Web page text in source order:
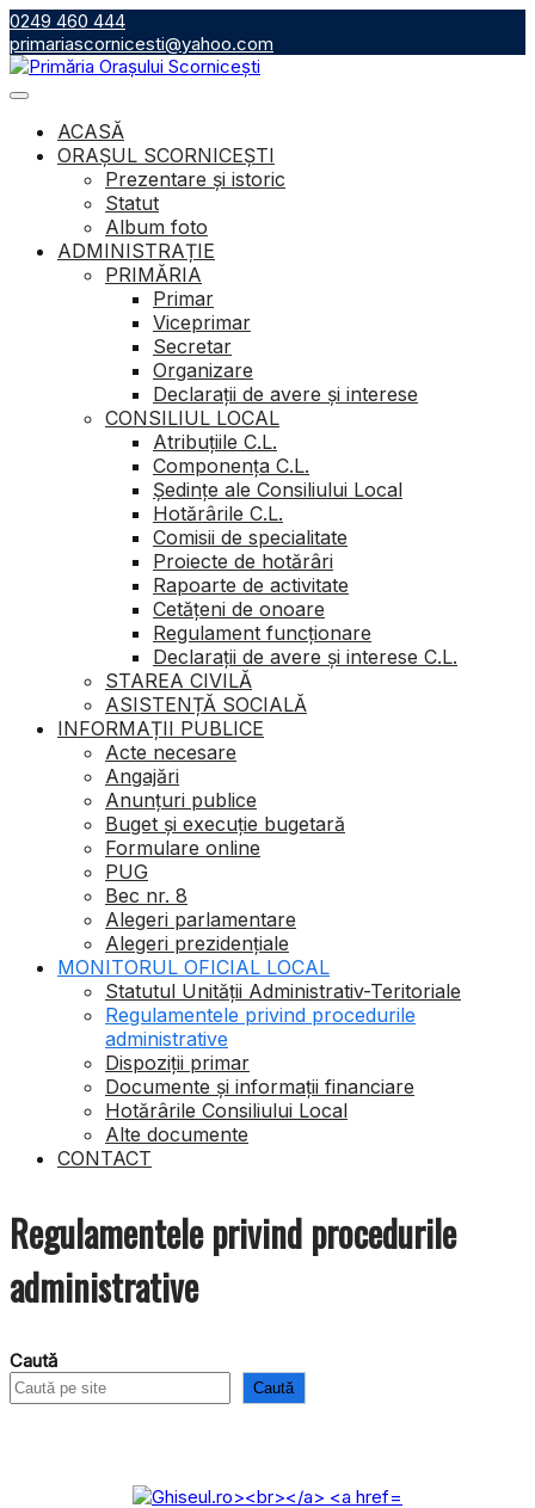
Skip
to
content
0249 460 444
primariascornicesti@yahoo.com
ACASĂ
ORAȘUL SCORNICEȘTI
Prezentare și istoric
Statut
Album foto
ADMINISTRAȚIE
PRIMĂRIA
Primar
Viceprimar
Secretar
Organizare
Declarații de avere și interese
CONSILIUL LOCAL
Atribuţiile C.L.
Componenţa C.L.
Ședințe ale Consiliului Local
Hotărârile C.L.
Comisii de specialitate
Proiecte de hotărâri
Rapoarte de activitate
Cetățeni de onoare
Regulament funcționare
Declarații de avere și interese C.L.
STAREA CIVILĂ
ASISTENȚĂ SOCIALĂ
INFORMAȚII PUBLICE
Acte necesare
Angajări
Anunțuri publice
Buget şi execuţie bugetară
Formulare online
PUG
Bec nr. 8
Alegeri parlamentare
Alegeri prezidențiale
MONITORUL OFICIAL LOCAL
Statutul Unității Administrativ-Teritoriale
Regulamentele privind procedurile
administrative
Dispoziții primar
Documente și informații financiare
Hotărârile Consiliului Local
Alte documente
CONTACT
Regulamentele privind procedurile
administrative
Caută
Caută